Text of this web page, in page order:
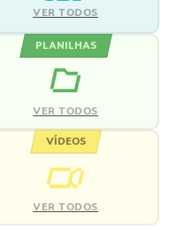
VER TODOS
PLANILHAS
VER TODOS
VÍDEOS
VER TODOS